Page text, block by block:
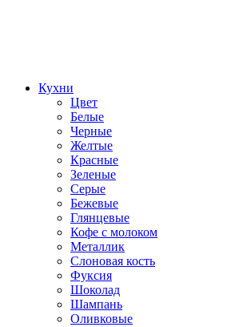
Кухни
Цвет
Белые
Черные
Желтые
Красные
Зеленые
Серые
Бежевые
Глянцевые
Кофе с молоком
Металлик
Слоновая кость
Фуксия
Шоколад
Шампань
Оливковые